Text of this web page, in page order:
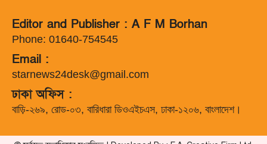
Editor and Publisher : A F M Borhan
Phone: 01640-754545
Email :
starnews24desk@gmail.com
ঢাকা অফিস :
বাড়ি-২৬৯, রোড-০৩, বারিধারা ডিওএইচএস, ঢাকা-১২০৬, বাংলাদেশ।